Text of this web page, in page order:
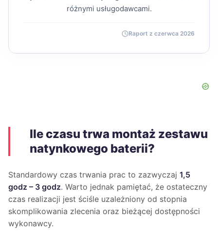
różnymi usługodawcami.
Raport z czerwca 2026
Ile czasu trwa montaż zestawu
natynkowego baterii?
Standardowy czas trwania prac to zazwyczaj 1,5
godz – 3 godz. Warto jednak pamiętać, że ostateczny
czas realizacji jest ściśle uzależniony od stopnia
skomplikowania zlecenia oraz bieżącej dostępności
wykonawcy.